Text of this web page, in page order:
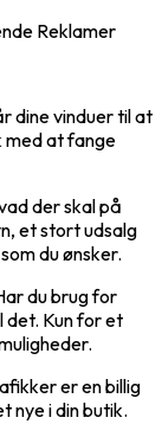
Reklamer
dine vinduer til at
med at fange
der skal på
et stort udsalg
du ønsker.
du brug for
det. Kun for et
er en billig
nye i din butik.